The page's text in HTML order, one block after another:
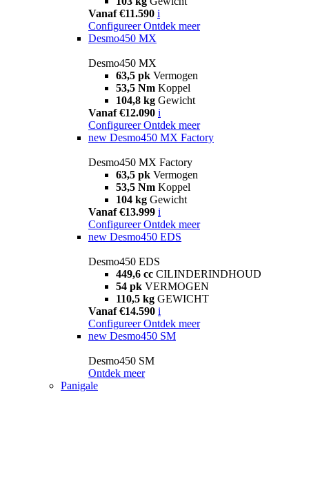
Vanaf €11.590 i
Configureer Ontdek meer
Desmo450 MX
Desmo450 MX
63,5 pk Vermogen
53,5 Nm Koppel
104,8 kg Gewicht
Vanaf €12.090 i
Configureer Ontdek meer
new Desmo450 MX Factory
Desmo450 MX Factory
63,5 pk Vermogen
53,5 Nm Koppel
104 kg Gewicht
Vanaf €13.999 i
Configureer Ontdek meer
new Desmo450 EDS
Desmo450 EDS
449,6 cc CILINDERINDHOUD
54 pk VERMOGEN
110,5 kg GEWICHT
Vanaf €14.590 i
Configureer Ontdek meer
new Desmo450 SM
Desmo450 SM
Ontdek meer
Panigale